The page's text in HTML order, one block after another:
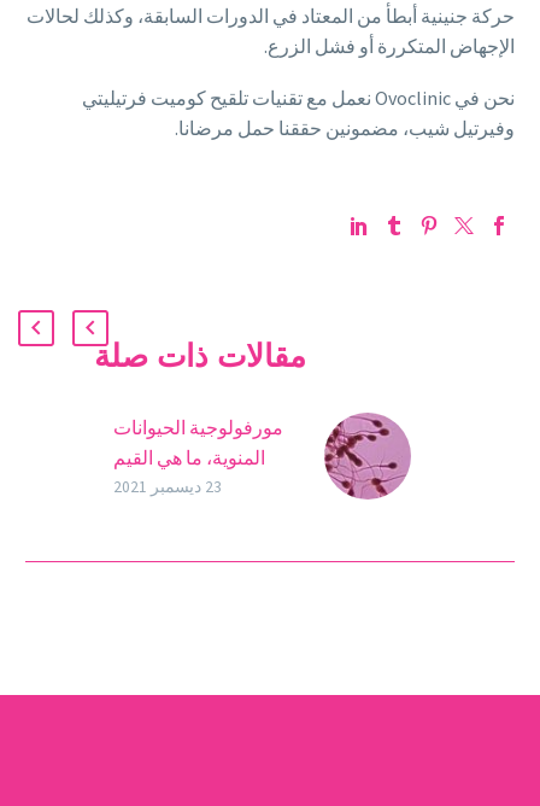
حركة جنينية أبطأ من المعتاد في الدورات السابقة، وكذلك لحالات
الإجهاض المتكررة أو فشل الزرع.
نحن في Ovoclinic نعمل مع تقنيات تلقيح كوميت فرتيليتي
وفيرتيل شيب، مضمونين حققنا حمل مرضانا.
مقالات ذات صلة
مورفولوجية الحيوانات
المنوية، ما هي القيم
الطبيعية؟
23 ديسمبر 2021